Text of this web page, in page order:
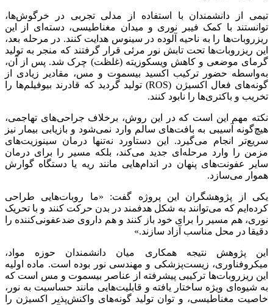
تیمی از دانشمندان با استفاده از مدلی تجربی در خرگوش‌ها،
توانستند با کمک فیبر نوری و میدان مغناطیسی، دسته‌ای از این
ریزروبات‌ها را به ناحیه آلوده در سینوس هدایت کنند. در مرحله بعد،
این ریزروبات‌ها تحت تابش نور مرئی قرار گرفتند که منجر به تولید
گرمای موضعی و کاهش ویسکوزیته (غلظت) چرک شد. پس از آن،
به‌واسطه حضور ترکیب اکسید بیسموت و مس، مقادیر زیادی از
گونه‌های فعال اکسیژن (ROS) تولید گردید که قادرند بیوفیلم‌ها را
تخریب و باکتری‌ها را نابود کنند.
نکته مهم این است که در این روش، برخلاف جراحی‌های تهاجمی،
هیچ‌گونه آسیبی به بافت‌های سالم وارد نمی‌شود و بازیابی بیمار نیز
سریع‌تر انجام می‌گیرد. این دستاورد نه‌تنها درمان سینوزیت‌های
مزمن را وارد مرحله‌ای جدید می‌کند، بلکه مسیر را برای درمان
سایر عفونت‌های پنهان در اندام‌هایی مانند ریه یا دستگاه گوارش
هموار می‌سازد.
یکی از پژوهشگران این پروژه گفت: «ما روبات‌هایی طراحی
کرده‌ایم که می‌توانند به شکل هدفمند در بدن حرکت کنند و با تحریک
نوری، هم مسیر را برای خود باز کنند و هم داروی ضدعفونی‌کننده را
دقیقا در محل مناسب آزاد سازند.»
این پژوهش نتیجه همکاری میان دانشمندان حوزه مواد،
میکروفناوری، زیست‌پزشکی و مهندسی نور بوده است. ماده اولیه
این ریزروبات‌ها ترکیبی پیشرفته از عناصر بیسموت و مس است که
به شیوه‌ای ویژه ساختار یافته و قابلیت‌هایی مانند حساسیت به نور،
خاصیت مغناطیسی، و توان تولید گونه‌های واکنش‌پذیر اکسیژن را